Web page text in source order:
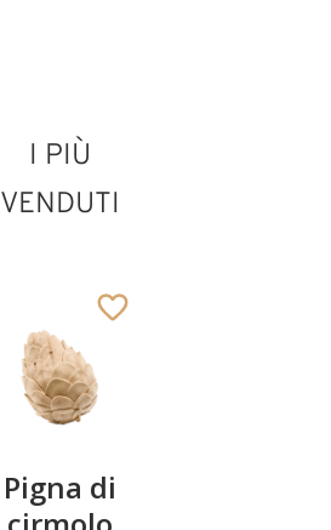
Pastore con
coniglio e ragazza
lovely
Aggiunto al carrello
I PIÙ
VENDUTI
Pigna di